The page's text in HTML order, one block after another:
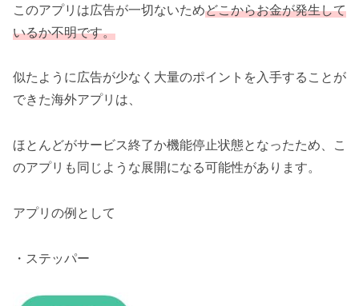
このアプリは広告が一切ないためどこからお金が発生して
いるか不明です。
似たように広告が少なく大量のポイントを入手することが
できた海外アプリは、
ほとんどがサービス終了か機能停止状態となったため、こ
のアプリも同じような展開になる可能性があります。
アプリの例として
・ステッパー